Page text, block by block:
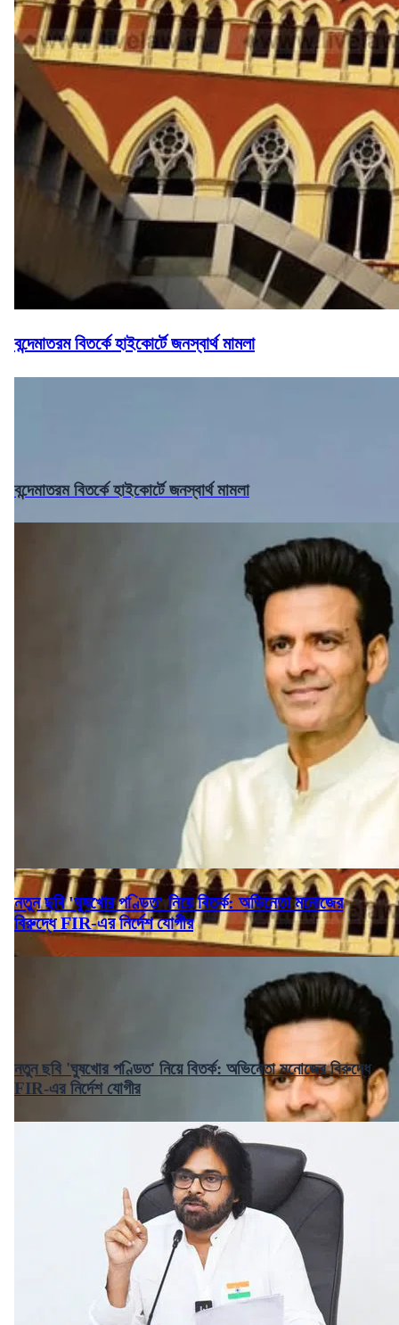
বন্দেমাতরম বিতর্কে হাইকোর্টে জনস্বার্থ মামলা
বন্দেমাতরম বিতর্কে হাইকোর্টে জনস্বার্থ মামলা
নতুন ছবি 'ঘুষখোর পণ্ডিত' নিয়ে বিতর্ক: অভিনেতা মনোজের
বিরুদ্ধে FIR-এর নির্দেশ যোগীর
নতুন ছবি 'ঘুষখোর পণ্ডিত' নিয়ে বিতর্ক: অভিনেতা মনোজের বিরুদ্ধে
FIR-এর নির্দেশ যোগীর